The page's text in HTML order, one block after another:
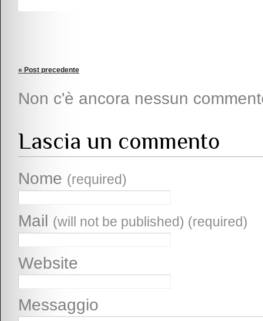
« Post precedente
Non c'è ancora nessun
Lascia un commento
Nome (required)
Mail (will not be published) (required)
Website
Messaggio